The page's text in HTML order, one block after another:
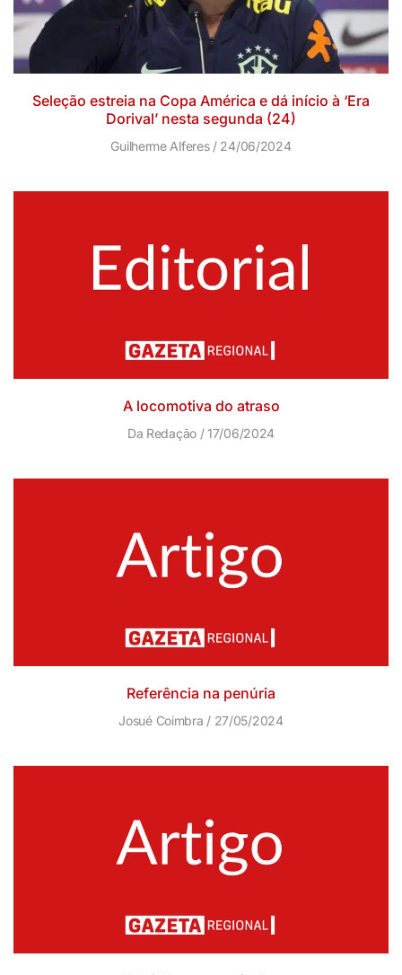
Seleção estreia na Copa América e dá início à ‘Era
Dorival’ nesta segunda (24)
Guilherme Alferes 24/06/2024
A locomotiva do atraso
Da Redação 17/06/2024
Referência na penúria
Josué Coimbra 27/05/2024